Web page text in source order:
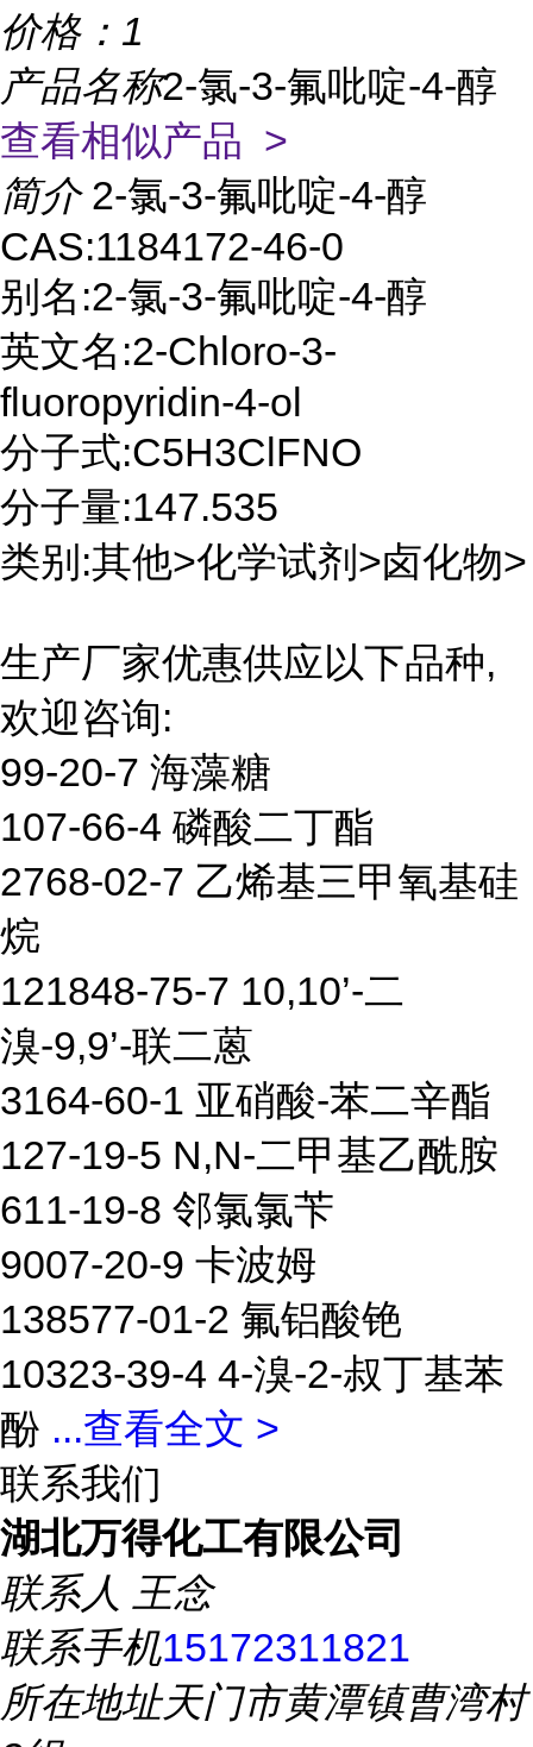
价格： 1
产品名称2-氯-3-氟吡啶-4-醇
查看相似产品 >
简介 2-氯-3-氟吡啶-4-醇
CAS:1184172-46-0
别名:2-氯-3-氟吡啶-4-醇
英文名:2-Chloro-3-
fluoropyridin-4-ol
分子式:C5H3ClFNO
分子量:147.535
类别:其他>化学试剂>卤化物>
生产厂家优惠供应以下品种,
欢迎咨询:
99-20-7 海藻糖
107-66-4 磷酸二丁酯
2768-02-7 乙烯基三甲氧基硅
烷
121848-75-7 10,10’-二
溴-9,9’-联二蒽
3164-60-1 亚硝酸-苯二辛酯
127-19-5 N,N-二甲基乙酰胺
611-19-8 邻氯氯苄
9007-20-9 卡波姆
138577-01-2 氟铝酸铯
10323-39-4 4-溴-2-叔丁基苯
酚 ...查看全文 >
联系我们
湖北万得化工有限公司
联系人 王念
联系手机15172311821
所在地址天门市黄潭镇曹湾村